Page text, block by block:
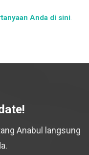
Anda di sini.
Anabul langsung